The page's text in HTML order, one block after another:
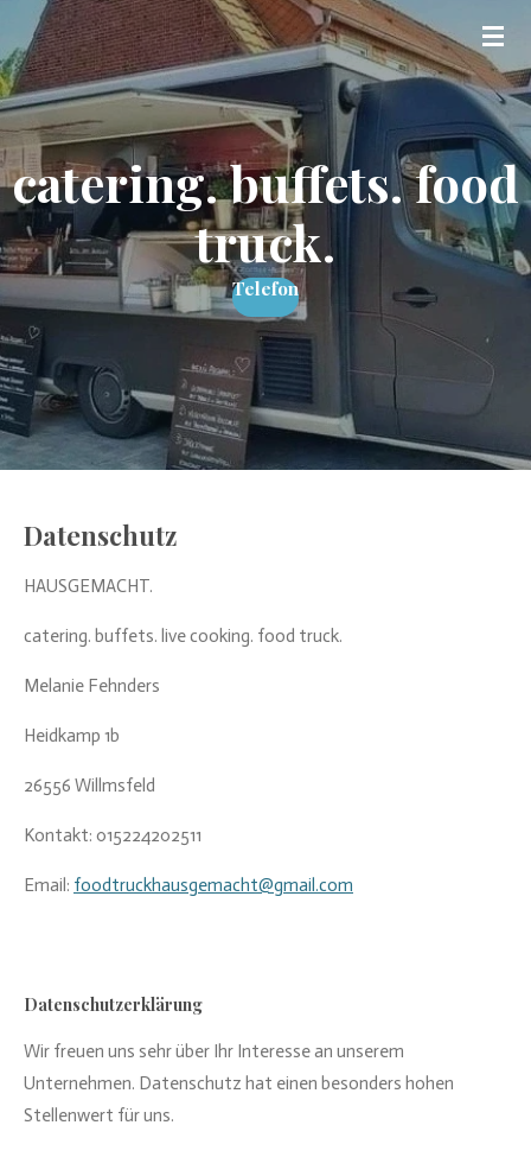
Zum
Hauptinhalt
springen
catering. buffets. food
truck.
Telefon
Datenschutz
HAUSGEMACHT.
catering. buffets. live cooking. food truck.
Melanie Fehnders
Heidkamp 1b
26556 Willmsfeld
Kontakt: 015224202511
Email: foodtruckhausgemacht@gmail.com
Datenschutzerklärung
Wir freuen uns sehr über Ihr Interesse an unserem
Unternehmen. Datenschutz hat einen besonders hohen
Stellenwert für uns.